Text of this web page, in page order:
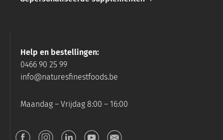
Help en bestellingen:
0466 90 25 99
info@naturesfinestfoods.be
Maandag – Vrijdag 8:00 – 16:00